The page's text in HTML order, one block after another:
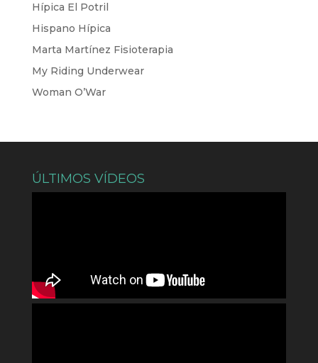
Hípica El Potril
Hispano Hípica
Marta Martínez Fisioterapia
My Riding Underwear
Woman O’War
ÚLTIMOS VÍDEOS